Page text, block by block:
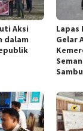
Aksi
dalam
Lapas
Gelar